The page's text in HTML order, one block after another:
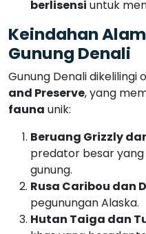
Beruang Grizzly
predator besar yang
gunung.
Rusa Caribou dan
pegunungan Alaska.
Hutan Taiga dan
khas yang
dingin, kawasan
ideal untuk melihat
menakjubkan
Dampak
Konservasi